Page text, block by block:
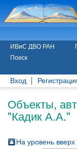
ИВиС ДВО РАН
Поиск
Вход
Объекты,
"Кадик А.А."
На уровень вверх